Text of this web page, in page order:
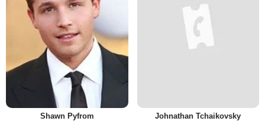
Shawn Pyfrom Johnathan Tchaikovsky